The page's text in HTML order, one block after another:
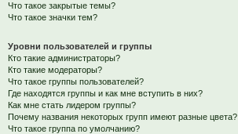
Что такое закрытые темы?
Что такое значки тем?
Уровни пользователей и группы
Кто такие администраторы?
Кто такие модераторы?
Что такое группы пользователей?
Где находятся группы и как мне вступить в них?
Как мне стать лидером группы?
Почему названия некоторых групп имеют разные цвета?
Что такое группа по умолчанию?